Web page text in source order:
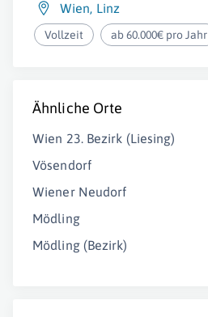
Wien, Linz
Vollzeit ab 60.000€ pro Jahr
Ähnliche Orte
Wien 23. Bezirk (Liesing)
Vösendorf
Wiener Neudorf
Mödling
Mödling (Bezirk)